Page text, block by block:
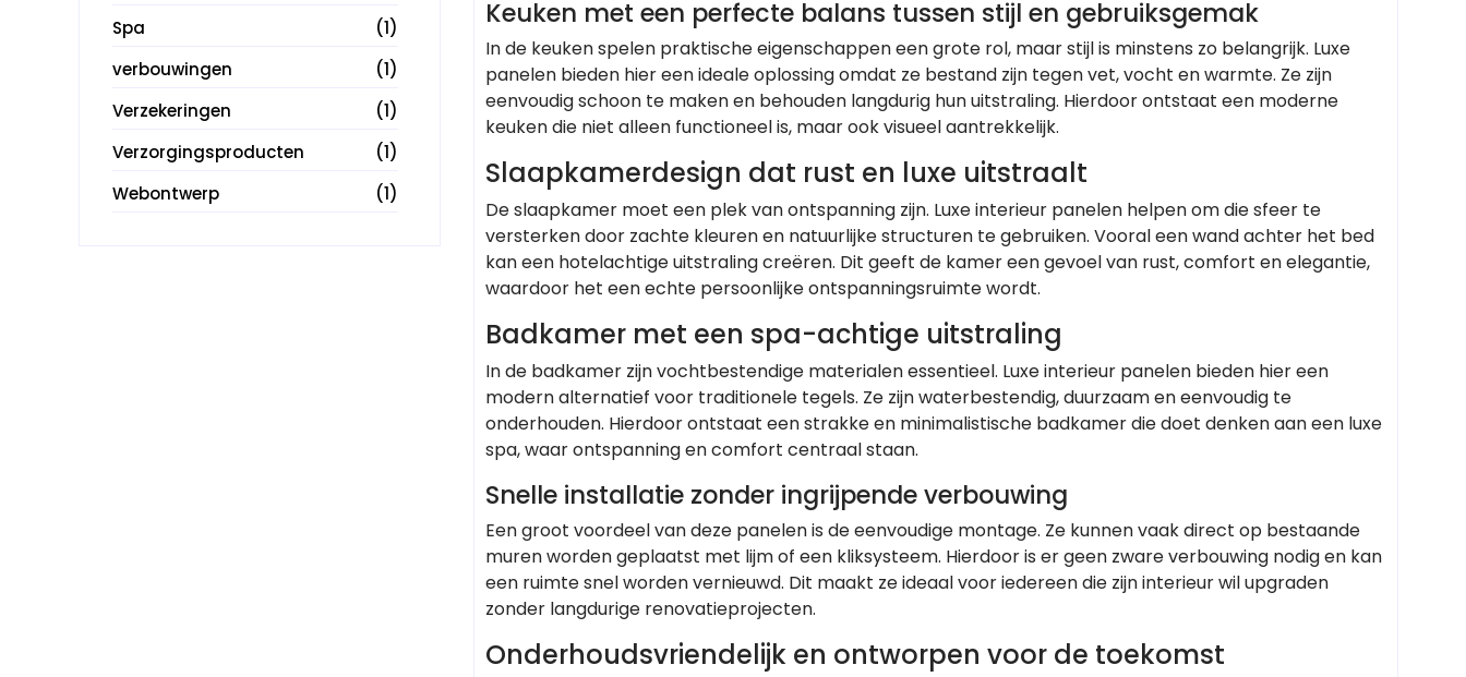
Spa
(1)
verbouwingen
(1)
Verzekeringen
(1)
Verzorgingsproducten
(1)
Webontwerp
(1)
Keuken met een perfecte balans tussen stijl en gebruiksgemak
In de keuken spelen praktische eigenschappen een grote rol, maar stijl is minstens zo belangrijk. Luxe
panelen bieden hier een ideale oplossing omdat ze bestand zijn tegen vet, vocht en warmte. Ze zijn
eenvoudig schoon te maken en behouden langdurig hun uitstraling. Hierdoor ontstaat een moderne
keuken die niet alleen functioneel is, maar ook visueel aantrekkelijk.
Slaapkamerdesign dat rust en luxe uitstraalt
De slaapkamer moet een plek van ontspanning zijn. Luxe interieur panelen helpen om die sfeer te
versterken door zachte kleuren en natuurlijke structuren te gebruiken. Vooral een wand achter het bed
kan een hotelachtige uitstraling creëren. Dit geeft de kamer een gevoel van rust, comfort en elegantie,
waardoor het een echte persoonlijke ontspanningsruimte wordt.
Badkamer met een spa-achtige uitstraling
In de badkamer zijn vochtbestendige materialen essentieel. Luxe interieur panelen bieden hier een
modern alternatief voor traditionele tegels. Ze zijn waterbestendig, duurzaam en eenvoudig te
onderhouden. Hierdoor ontstaat een strakke en minimalistische badkamer die doet denken aan een luxe
spa, waar ontspanning en comfort centraal staan.
Snelle installatie zonder ingrijpende verbouwing
Een groot voordeel van deze panelen is de eenvoudige montage. Ze kunnen vaak direct op bestaande
muren worden geplaatst met lijm of een kliksysteem. Hierdoor is er geen zware verbouwing nodig en kan
een ruimte snel worden vernieuwd. Dit maakt ze ideaal voor iedereen die zijn interieur wil upgraden
zonder langdurige renovatieprojecten.
Onderhoudsvriendelijk en ontworpen voor de toekomst